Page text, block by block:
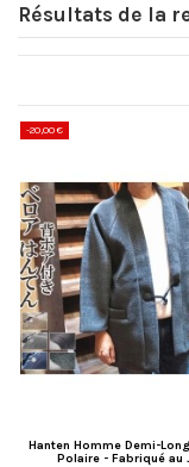
Résultats de la
-20,00 €
Hanten Homme Demi-
Polaire - Fabriqué au